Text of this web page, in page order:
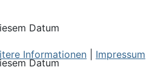
Datum
Datum
Informationen
Impressum